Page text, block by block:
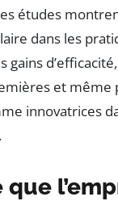
études
dans les
gains
et même
innovatrices
que